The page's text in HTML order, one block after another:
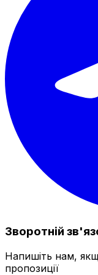
Зворотній
Напишіть нам,
пропозиції